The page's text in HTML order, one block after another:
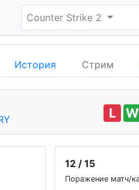
Counter Strike 2
История Стрим
L W
12 / 15
Поражение матч/